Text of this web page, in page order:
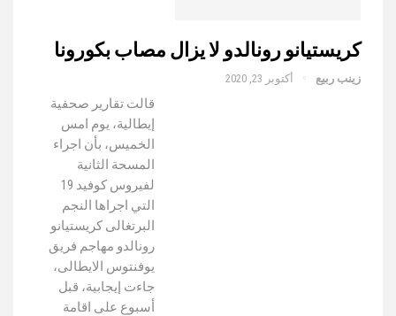
كريستيانو رونالدو لا يزال مصاب بكورونا
زينب ربيع أكتوبر 23, 2020
قالت تقارير صحفية
إيطالية، يوم امس
الخميس، بأن اجراء
المسحة الثانية
لفيروس كوفيد 19
التي اجراها النجم
البرتغالى كريستيانو
رونالدو مهاجم فريق
يوفنتوس الايطالى،
جاءت إيجابية، قبل
أسبوع على اقامة